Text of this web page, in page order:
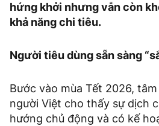
hứng khởi nhưng vẫn còn
khả năng chi tiêu.
Người tiêu dùng sẵn sàng
Bước vào mùa Tết 2026,
người Việt cho thấy sự dịch
hướng chủ động và có kế